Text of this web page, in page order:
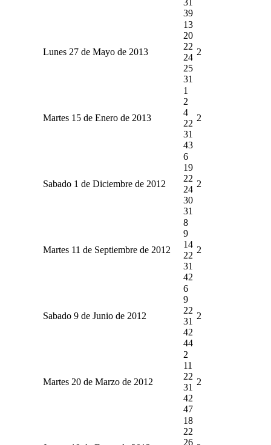
39
Lunes 27 de Mayo de 2013
13
20
22
24
25
31
2
Martes 15 de Enero de 2013
1
2
4
22
31
43
2
Sabado 1 de Diciembre de 2012
6
19
22
24
30
31
2
Martes 11 de Septiembre de 2012
8
9
14
22
31
42
2
Sabado 9 de Junio de 2012
6
9
22
31
42
44
2
Martes 20 de Marzo de 2012
2
11
22
31
42
47
2
18
22
26